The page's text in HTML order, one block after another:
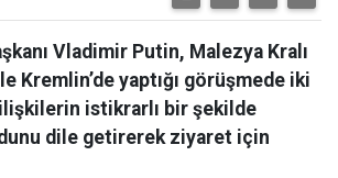
Vladimir Putin, Malezya Kralı
Kremlin’de yaptığı görüşmede iki
ilişkilerin istikrarlı bir şekilde
dile getirerek ziyaret için